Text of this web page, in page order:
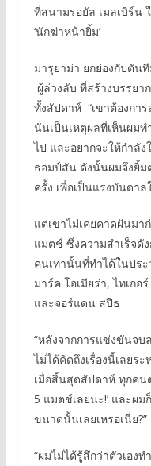
ที่สนามรอยัล เมลเบิร์น
‘นักฆ่าหน้ายิ้ม’
มารุยาม่า ยกย่องกัปตัน
ผู้ล่วงลับ ที่สร้างบรรย
ทั้งสัปดาห์ “เขาต้องกา
นั่นเป็นเหตุผลที่เห็นผมท
ไป และอยากจะให้กำลั
ธอมป์สัน ดังนั้นผมจึงยิ้ม
ครั้ง เพื่อเป็นแรงบันดา
แต่เขาไม่เคยคาดฝันม
แมตช์ ซึ่งความสำเร็จดั
คนเท่านั้นที่ทำได้ในปร
มาร์ค โอเมียร่า, ไทเก
และจอร์แดน สปีธ
“หลังจากการแข่งขันจบ
ไม่ได้คิดถึงเรื่องนี้เลยร
เมื่อสิ้นสุดสัปดาห์ ทุกคน
5 แมตช์เลยนะ!’ และผม
ขนาดนั้นเลยเหรอเนี่ย?”
“ผมไม่ได้รู้สึกว่าตัวเอง